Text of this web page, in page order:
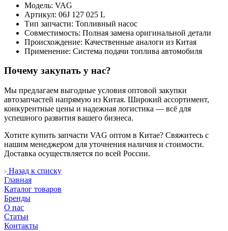
Модель: VAG
Артикул: 06J 127 025 L
Тип запчасти: Топливный насос
Совместимость: Полная замена оригинальной детали
Происхождение: Качественные аналоги из Китая
Применение: Система подачи топлива автомобиля
Почему закупать у нас?
Мы предлагаем выгодные условия оптовой закупки
автозапчастей напрямую из Китая. Широкий ассортимент,
конкурентные цены и надежная логистика — всё для
успешного развития вашего бизнеса.
Хотите купить запчасти VAG оптом в Китае? Свяжитесь с
нашим менеджером для уточнения наличия и стоимости.
Доставка осуществляется по всей России.
Назад к списку
Главная
Каталог товаров
Бренды
О нас
Статьи
Контакты